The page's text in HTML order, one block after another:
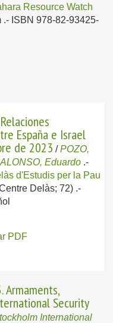
Resource Watch
.- ISBN 978-82-93425-
España e Israel
de 2023 /POZO,
Eduardo .-
d'Estudis per la Pau
Delàs; 72) .-
PDF
Armaments,
Security
International